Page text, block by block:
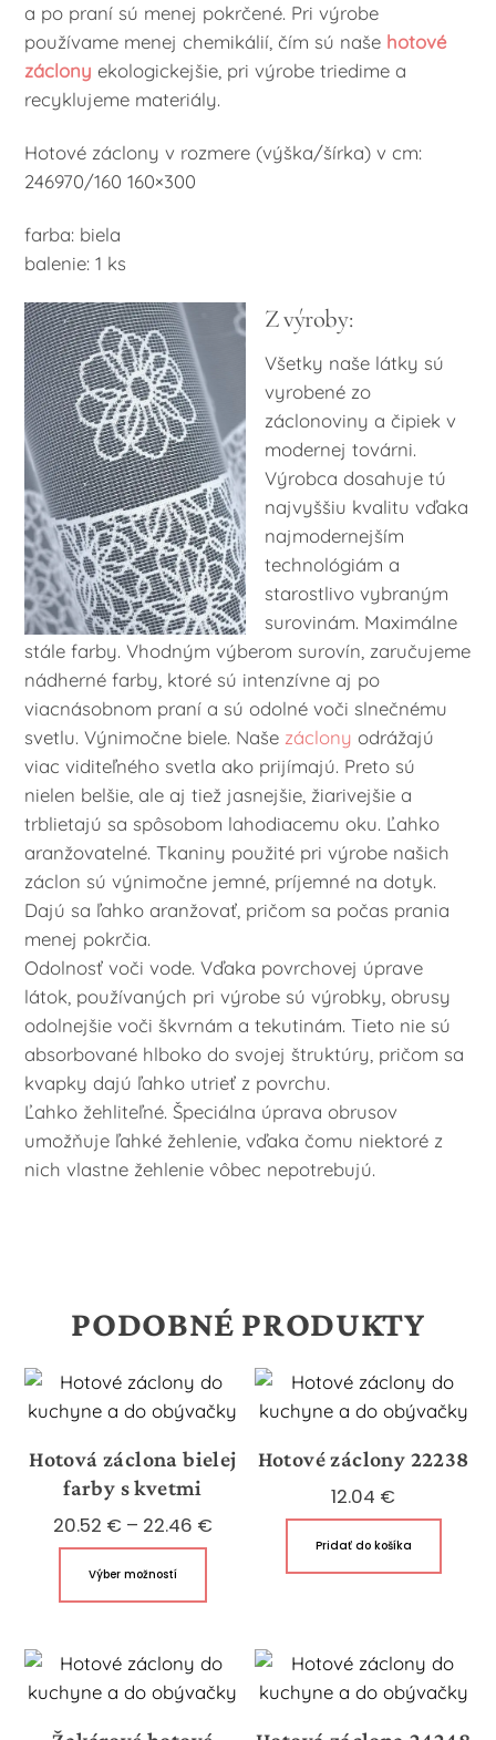
a po praní sú menej pokrčené. Pri výrobe
používame menej chemikálií, čím sú naše hotové
záclony ekologickejšie, pri výrobe triedime a
recyklujeme materiály.
Hotové záclony v rozmere (výška/šírka) v cm:
246970/160 160×300
farba: biela
balenie: 1 ks
Z výroby:
Všetky naše látky sú
vyrobené zo
záclonoviny a čipiek v
modernej továrni.
Výrobca dosahuje tú
najvyššiu kvalitu vďaka
najmodernejším
technológiám a
starostlivo vybraným
surovinám. Maximálne
stále farby. Vhodným výberom surovín, zaručujeme
nádherné farby, ktoré sú intenzívne aj po
viacnásobnom praní a sú odolné voči slnečnému
svetlu. Výnimočne biele. Naše záclony odrážajú
viac viditeľného svetla ako prijímajú. Preto sú
nielen belšie, ale aj tiež jasnejšie, žiarivejšie a
trblietajú sa spôsobom lahodiacemu oku. Ľahko
aranžovatelné. Tkaniny použité pri výrobe našich
záclon sú výnimočne jemné, príjemné na dotyk.
Dajú sa ľahko aranžovať, pričom sa počas prania
menej pokrčia.
Odolnosť voči vode. Vďaka povrchovej úprave
látok, používaných pri výrobe sú výrobky, obrusy
odolnejšie voči škvrnám a tekutinám. Tieto nie sú
absorbované hlboko do svojej štruktúry, pričom sa
kvapky dajú ľahko utrieť z povrchu.
Ľahko žehliteľné. Špeciálna úprava obrusov
umožňuje ľahké žehlenie, vďaka čomu niektoré z
nich vlastne žehlenie vôbec nepotrebujú.
PODOBNÉ PRODUKTY
Hotová záclona bielej
farby s kvetmi
20.52 € – 22.46 €Price
Výber možností
viacero
variantov.
Možnosti
si
Hotové záclony 22238
12.04 €
Pridať do košíka